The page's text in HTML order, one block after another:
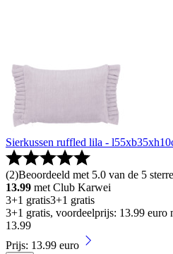
Sierkussen ruffled lila -
(2)Beoordeeld met 5.0 van de 5
13.99 met Club Karwei
3+1 gratis3+1 gratis
3+1 gratis, voordeelprijs: 13.99 euro
13.99
Prijs: 13.99 euro